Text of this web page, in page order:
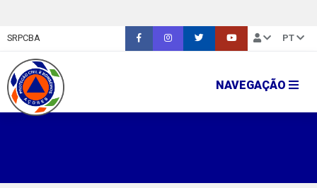
SRPCBA PT
NAVEGAÇÃO